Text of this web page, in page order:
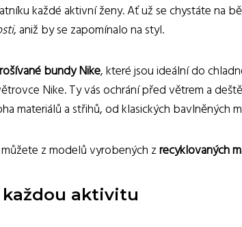
každé aktivní ženy. Ať už se chystáte na
, aniž by se zapomínalo na styl.
bundy Nike, které jsou ideální do
Nike. Ty vás ochrání před větrem a
materiálů a střihů, od klasických bavlněných
z modelů vyrobených zrecyklovaných
aktivitu